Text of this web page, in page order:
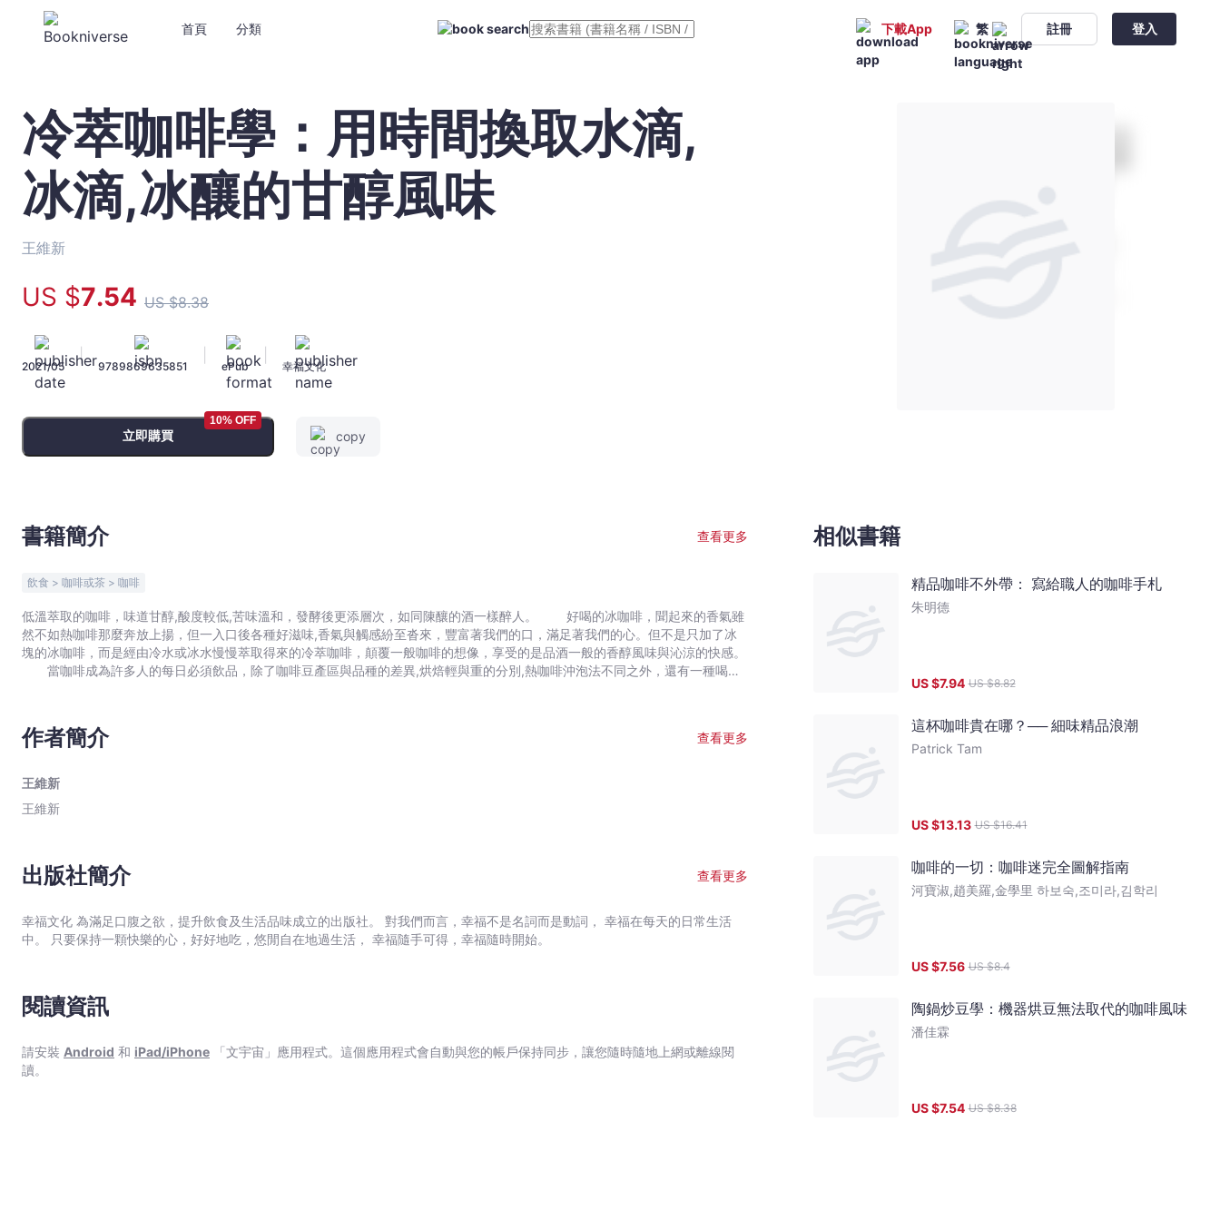
首頁 分類 下載App 繁 註冊 登入
冷
萃
咖
啡
學：
用
時
換
取
水
滴,
冰
冰
的
風
味
王
維
新
-
宙
｜
冷萃咖啡學：用時間換取水滴,
冰滴,冰釀的甘醇風味
王維新
US $7.54 US $8.38
2021/05
|
9789869635851 ePub 幸福文化
立即購買
10% OFF
copy
書籍簡介 查看更多
飲食 > 咖啡或茶 > 咖啡
低溫萃取的咖啡，味道甘醇,酸度較低,苦味溫和，發酵後更添層次，如同陳釀的酒一樣醉人。 好喝的冰咖啡，聞起來的香氣雖
然不如熱咖啡那麼奔放上揚，但一入口後各種好滋味,香氣與觸感紛至沓來，豐富著我們的口，滿足著我們的心。但不是只加了冰
塊的冰咖啡，而是經由冷水或冰水慢慢萃取得來的冷萃咖啡，顛覆一般咖啡的想像，享受的是品酒一般的香醇風味與沁涼的快感。
當咖啡成為許多人的每日必須飲品，除了咖啡豆產區與品種的差異,烘焙輕與重的分別,熱咖啡沖泡法不同之外，還有一種喝咖
就是以低溫長時間浸泡的方式讓咖啡內的風味慢慢溶出。 本書要教讀者自製沁涼無比,口齒留香的冷粹咖啡飲品。有關咖啡豆
的選擇,冰滴設備的選擇,冰滴,水滴,冰釀的不同萃取法,口感的掌握,香氣的獲取,保存方法....等等都是一杯冰咖啡好壞的關鍵。
取，直接飲用，有如清香爽口的雞尾酒。 冰釀法：以萃取好的咖啡放冷藏發酵，或將咖啡粉泡在室溫中，放冷藏發酵，有如
氣的冷萃咖啡時，喝咖啡的樂趣更加提升。冷萃咖啡就如同它的風味，需要放在冷藏室下慢慢發酵，隨著封存時間愈久而愈甘醇無
世界虹吸咖啡大賽冠軍｜李雅婷 *台北一席AloneTogether咖啡老頑童｜高振御 *咖啡學系列作者｜韓懷宗－「言簡意
賅，條理分明」 * 2016 TOPER咖啡烘焙大師賽 台灣區冠軍｜李一凡－「身為咖啡人，如果您錯過了《精粹咖啡始末》，您
的。」
作者簡介 查看更多
王維新
王維新
出版社簡介 查看更多
幸福文化 為滿足口腹之欲，提升飲食及生活品味成立的出版社。 對我們而言，幸福不是名詞而是動詞， 幸福在每天的日常生活
中。 只要保持一顆快樂的心，好好地吃，悠閒自在地過生活， 幸福隨手可得，幸福隨時開始。
閱讀資訊
請安裝 Android 和 iPad/iPhone 「文宇宙」應用程式。這個應用程式會自動與您的帳戶保持同步，讓您隨時隨地上網或離線閱
讀。
相似書籍
精品咖啡不外帶： 寫給職人的咖啡手札
朱明德
US $7.94 US $8.82
這杯咖啡貴在哪？── 細味精品浪潮
Patrick Tam
US $13.13 US $16.41
咖啡的一切：咖啡迷完全圖解指南
河寶淑,趙美羅,金學里 하보숙,조미라,김학리
US $7.56 US $8.4
陶鍋炒豆學：機器烘豆無法取代的咖啡風味
潘佳霖
US $7.54 US $8.38